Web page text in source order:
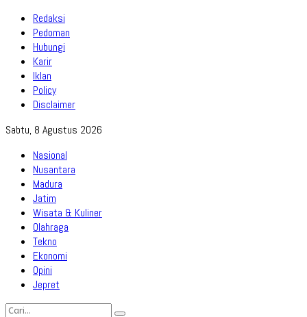
Redaksi
Pedoman
Hubungi
Karir
Iklan
Policy
Disclaimer
Sabtu, 8 Agustus 2026
Nasional
Nusantara
Madura
Jatim
Wisata & Kuliner
Olahraga
Tekno
Ekonomi
Opini
Jepret